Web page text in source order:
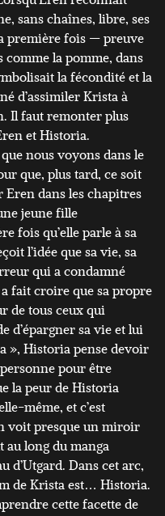
sans chaînes, libre, ses
première fois — preuve
la pomme, dans
la fécondité et la
d’assimiler Krista à
Il faut remonter plus
et Historia.
nous voyons dans le
que, plus tard, ce soit
dans les chapitres
jeune fille
fois qu’elle parle à sa
l’idée que sa vie, sa
qui a condamné
fait croire que sa propre
de tous ceux qui
d’épargner sa vie et lui
», Historia pense devoir
pour être
la peur de Historia
même, et c’est
voit presque un miroir
au long du manga
d’Utgard. Dans cet arc,
de Krista est… Historia.
cette facette de